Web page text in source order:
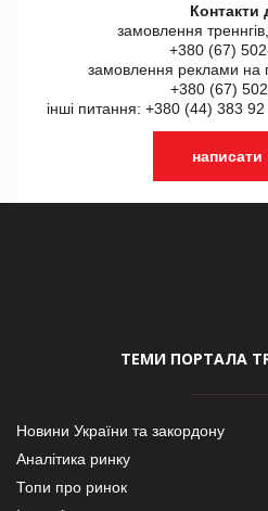
Контакти
замовлення
+380 (67)
замовлення реклами на
+380 (67) 502
інші питання: +380 (44) 383
написати
ТЕМИ ПОРТАЛА
Новини України та закордону
Аналітика ринку
Топи про ринок